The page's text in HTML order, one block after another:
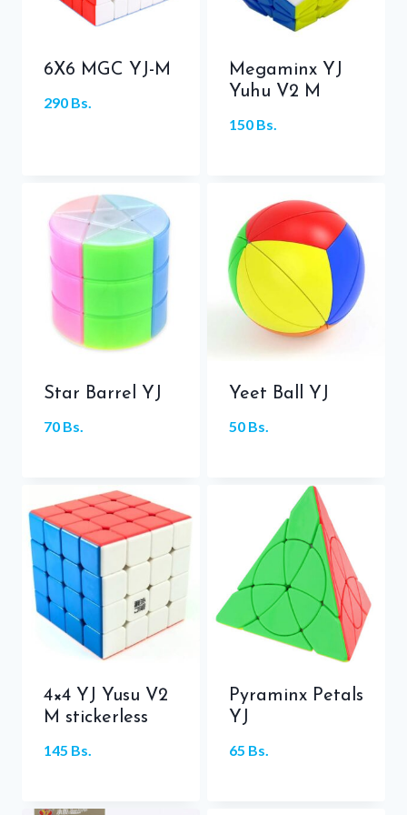
6X6 MGC YJ-M
290 Bs.
Megaminx YJ
Yuhu V2 M
150 Bs.
Star Barrel YJ
70 Bs.
Yeet Ball YJ
50 Bs.
4×4 YJ Yusu V2
M stickerless
145 Bs.
Pyraminx Petals
YJ
65 Bs.